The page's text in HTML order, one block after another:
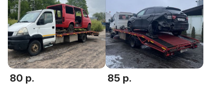
80 р. 85 р.